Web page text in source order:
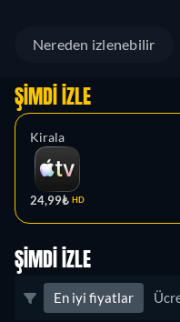
Nereden izlenebilir
ŞIMDI İZLE
Kirala
24,99₺ HD
ŞIMDI İZLE
En iyi fiyatlar